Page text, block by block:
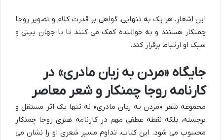
این اشعار، هر یک به تنهایی، گواهی بر قدرت کلام و تصویر روجا
چمنکار هستند و به خواننده کمک می کنند تا با جهان بینی و
سبک او ارتباط برقرار کند.
جایگاه «مردن به زبان مادری» در
کارنامه روجا چمنکار و شعر معاصر
مجموعه شعر «مردن به زبان مادری» نه تنها یک اثر مستقل و
برجسته، بلکه نقطه عطفی مهم در کارنامه هنری روجا چمنکار
محسوب می شود. این کتاب، تداوم مسیر شعری او را نشان می